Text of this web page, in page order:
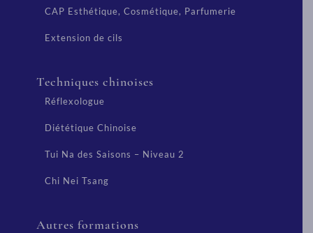
CAP Esthétique, Cosmétique, Parfumerie
Extension de cils
Techniques chinoises
Réflexologue
Diététique Chinoise
Tui Na des Saisons – Niveau 2
Chi Nei Tsang
Autres formations